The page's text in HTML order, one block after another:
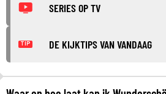
SERIES OP TV
TIP DE KIJKTIPS VAN VANDAAG